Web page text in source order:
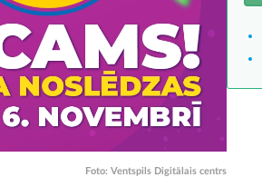
Foto: Ventspils Digitālais centrs